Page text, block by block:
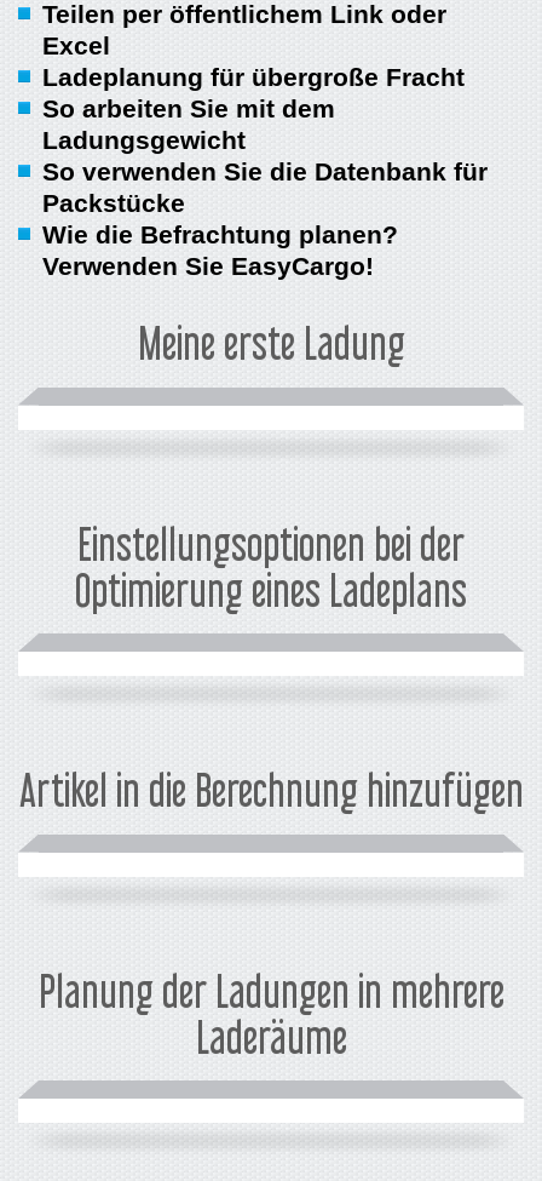
Teilen per öffentlichem Link oder
Excel
Ladeplanung für übergroße Fracht
So arbeiten Sie mit dem
Ladungsgewicht
So verwenden Sie die Datenbank für
Packstücke
Wie die Befrachtung planen?
Verwenden Sie EasyCargo!
Meine erste Ladung
Einstellungsoptionen bei der
Optimierung eines Ladeplans
Artikel in die Berechnung hinzufügen
Planung der Ladungen in mehrere
Laderäume